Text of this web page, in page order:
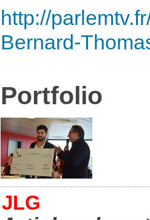
http://
Bernard-
Portfolio
JLG